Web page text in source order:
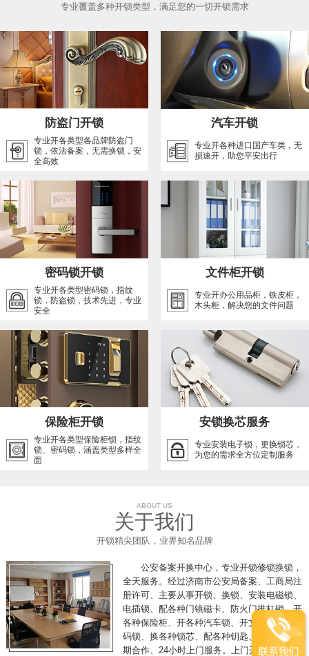
专业覆盖多种开锁类型，满足您的一切开锁需求
防盗门开锁
专业开各类型各品牌防盗门
锁，依法备案，无需换锁，安
全高效
汽车开锁
专业开各种进口国产车类，无
损速开，助您平安出行
密码锁开锁
专业开各类型密码锁，指纹
锁，防盗锁，技术先进，专业
安全
文件柜开锁
专业开办公用品柜，铁皮柜，
木头柜，解决您的文件问题
保险柜开锁
专业开各类型保险柜锁，指纹
锁、密码锁，涵盖类型多样全
面
安锁换芯服务
专业安装电子锁，更换锁芯，
为您的需求全方位定制服务
ABOUT US
关于我们
开锁精尖团队，业界知名品牌
公安备案开换中心，专业开锁修锁换锁，
全天服务。经过济南市公安局备案、工商局注
册许可、主要从事开锁、换锁、安装电磁锁、
电插锁、配各种门镜磁卡、防火门推杠锁、开
各种保险柜、开各种汽车锁、开文件柜、开密
码锁、换各种锁芯、配各种钥匙、各单位可长
期合作、24小时上门服务。上门开锁，假如